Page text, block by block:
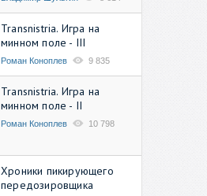
Transnistria. Игра на
минном поле - III
Роман Коноплев 9 835
Transnistria. Игра на
минном поле - II
Роман Коноплев 10 798
Хроники пикирующего
передозировщика